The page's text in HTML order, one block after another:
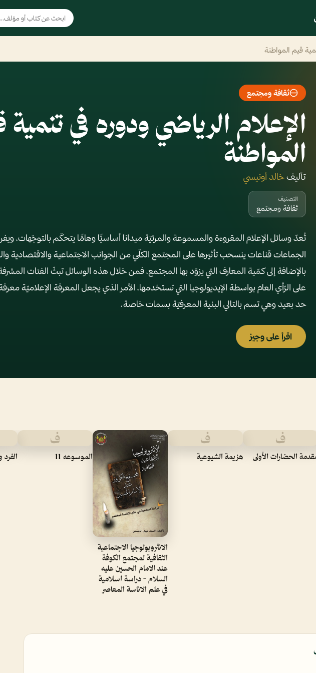
قيم المواطنة
ثقافة ومجتمع
الإعلام الرياضي ودوره في تنمية
المواطنة
تأليفخالد أونيسي
التصنيف
ثقافة ومجتمع
تُعدّ وسائل الإعلام المقروءة والمسموعة والمرئيّة ميدانا أساسيًّا وهامًّا يتحكّم بالتوجّهات،
الجماعات قناعات ينسحب تأثيرها على المجتمع الكلّي من الجوانب الاجتماعية والاقتصادية
بالإضافة إلى كمّية المعارف التي يزوّد بها المجتمع، فمن خلال هذه الوسائل تبثّ الفئات المشرفة
على الرّأي العام بواسطة الإيديولوجيا التي تستخدمها، الأمر الذي يجعل المعرفة الإعلاميّة
حد بعيد وهي تسم بالتالي البنية المعرفيّة بسمات خاصة.
اقرأ على وجيز
ف
الحضارات الأولى
ف
هزيمة الشيوعية
الانثروبولوجيا الاجتماعية
الثقافية لمجتمع الكوفة
عند الامام الحسين عليه
السلام - دراسة اسلامية
في علم الاناسة المعاصر
ف
الموسوعه‌ 11